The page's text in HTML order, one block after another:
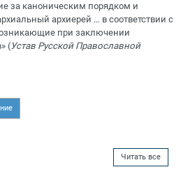
за каноническим порядком и
архиерей … в соответствии с
при заключении
(Устав Русской Православной
Читать все